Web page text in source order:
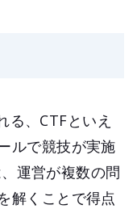
、CTFといえ
ルで競技が実施
運営が複数の問
解くことで得点